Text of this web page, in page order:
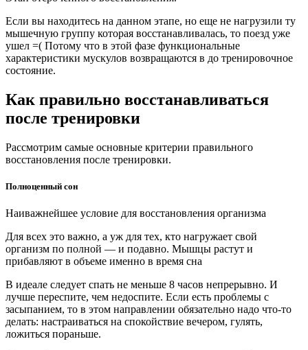
Если вы находитесь на данном этапе, но еще не нагрузили ту
мышечную группу которая восстанавливалась, то поезд уже
ушел =( Потому что в этой фазе функциональные
характеристики мускулов возвращаются в до тренировочное
состояние.
Как правильно восстанавливаться
после тренировки
Рассмотрим самые основные критерии правильного
восстановления после тренировки.
Полноценный сон
Наиважнейшее условие для восстановления организма
Для всех это важно, а уж для тех, кто нагружает свой
организм по полной — и подавно. Мышцы растут и
прибавляют в объеме именно в время сна
В идеале следует спать не меньше 8 часов непрерывно. И
лучше переспите, чем недоспите. Если есть проблемы с
засыпанием, то в этом направлении обязательно надо что-то
делать: настраиваться на спокойствие вечером, гулять,
ложиться пораньше.